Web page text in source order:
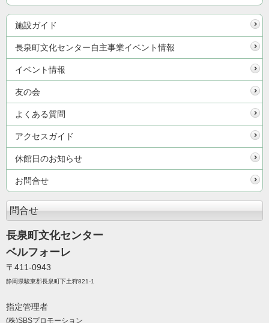
施設ガイド
長泉町文化センター自主事業イベント情報
イベント情報
友の会
よくある質問
アクセスガイド
休館日のお知らせ
お問合せ
問合せ
長泉町文化センター
ベルフォーレ
〒411-0943
静岡県駿東郡長泉町下土狩821-1
指定管理者
(株)SBSプロモーション